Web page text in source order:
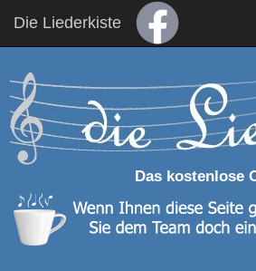
Die Liederkiste
Das kostenlose